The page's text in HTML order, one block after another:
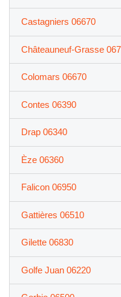
Castagniers 06670
Châteauneuf-Grasse
Colomars 06670
Contes 06390
Drap 06340
Èze 06360
Falicon 06950
Gattières 06510
Gilette 06830
Golfe Juan 06220